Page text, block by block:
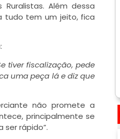
Além dessa
tudo tem um jeito, fica
tiver fiscalização, pede
uma peça lá e diz que
não promete a
principalmente se
rápido”.